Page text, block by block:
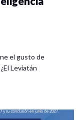
el gusto de
Leviatán